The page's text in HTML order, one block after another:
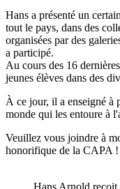
Hans a présenté un
tout le pays, dans des
organisées par des
a participé.
Au cours des 16
jeunes élèves dans des
À ce jour, il a enseigné à
monde qui les entoure à
Veuillez vous joindre à
honorifique de la CAPA !
Hans Arnold reçoit